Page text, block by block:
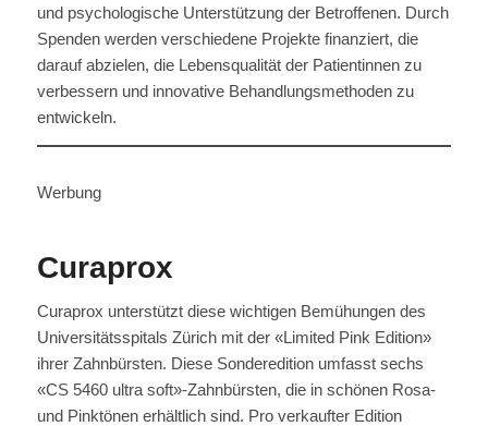
und psychologische Unterstützung der Betroffenen. Durch
Spenden werden verschiedene Projekte finanziert, die
darauf abzielen, die Lebensqualität der Patientinnen zu
verbessern und innovative Behandlungsmethoden zu
entwickeln.
Werbung
Curaprox
Curaprox unterstützt diese wichtigen Bemühungen des
Universitätsspitals Zürich mit der «Limited Pink Edition»
ihrer Zahnbürsten. Diese Sonderedition umfasst sechs
«CS 5460 ultra soft»-Zahnbürsten, die in schönen Rosa-
und Pinktönen erhältlich sind. Pro verkaufter Edition